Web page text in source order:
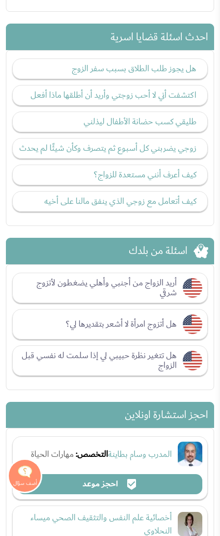
احدث اسئلة قضايا اسرية
هل يجوز طلب الطلاق بسبب سفر الزوج
اكتشفت أني لا أحب زوجتي وأريد أن أطلقها ماذا أفعل
طليقي كسب حضانة الأطفال ليذلني
زوجي يضربني كل أسبوع ثم يتصرف وكأن شيئًا لم يحدث
كيف أعرف أنني مستعدة للزواج؟
كيف أتعامل مع زوجي الذي ينفق مالنا على أخيه
اسئلة من بلدك
أريد الزواج من أجنبي وأهلي يضغطون لأتزوج
شرقي
هل أتزوج امرأة لا أشعر بتقديرها لي؟
هل تتغير نظرة حبيبي لي إذا سلمت له نفسي قبل
الزواج
احجز استشارة اونلاين
المدرب وسام بطاينةالتخصص:مهارات الحياة
احجز موعد
أخصائية علم النفس والتثقيف الصحي ميساء
النحلاوي